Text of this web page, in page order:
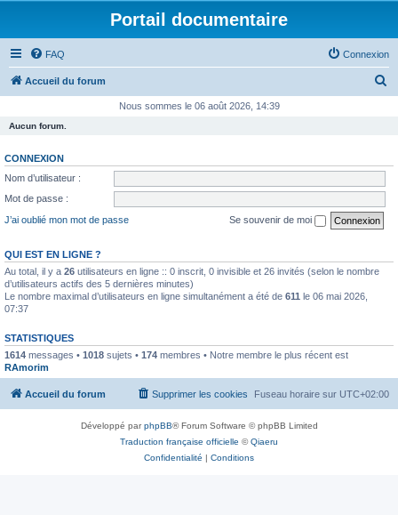
Portail documentaire
FAQ Connexion
Accueil du forum
e
Nous sommes le 06 août 2026, 14:39
Aucun forum.
CONNEXION
Nom d’utilisateur :
Mot de passe :
J’ai oublié mon mot de passe
Se souvenir de moi
QUI EST EN LIGNE ?
Au total, il y a 26 utilisateurs en ligne :: 0 inscrit, 0 invisible et 26 invités (selon le nombre
d’utilisateurs actifs des 5 dernières minutes)
Le nombre maximal d’utilisateurs en ligne simultanément a été de 611 le 06 mai 2026,
07:37
STATISTIQUES
1614 messages • 1018 sujets • 174 membres • Notre membre le plus récent est
RAmorim
Accueil du forum Fuseau horaire sur UTC+02:00
Supprimer les cookies
Développé parphpBB® Forum Software © phpBB Limited
Traduction française officielle ©Qiaeru
Confidentialité | Conditions